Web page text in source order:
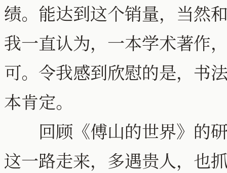
绩。能达到这个销量，当然
我一直认为，一本学术著作
可。令我感到欣慰的是，书
本肯定。
回顾《傅山的世界》的研
这一路走来，多遇贵人，也